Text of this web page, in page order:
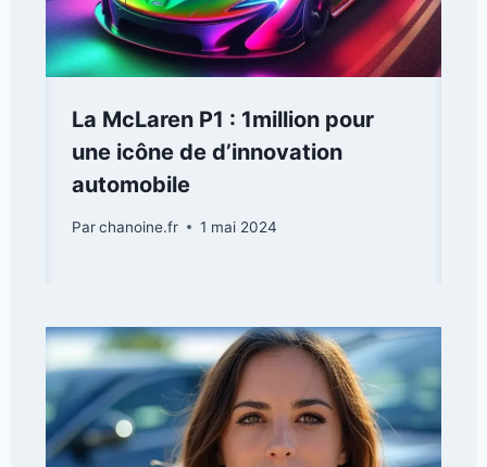
La McLaren P1 : 1million pour
une icône de d’innovation
automobile
Parchanoine.fr 1 mai 2024